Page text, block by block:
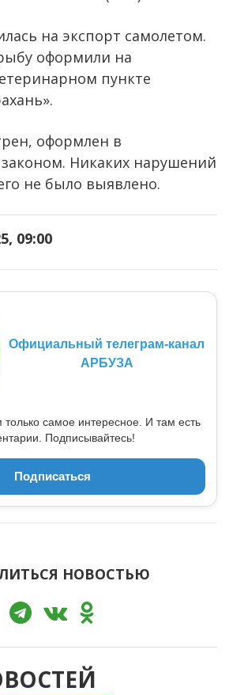
на экспорт самолетом.
оформили на
пункте
оформлен в
законом. Никаких нарушений
не было выявлено.
09:00
Официальный телеграм-канал
АРБУЗА
только самое интересное. И там есть
Подписывайтесь!
Подписаться
НОВОСТЬЮ